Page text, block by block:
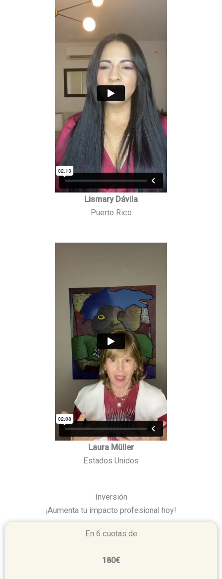
Lismary Dávila
Puerto Rico
Laura Müller
Estados Unidos
Inversión
¡Aumenta tu impacto profesional hoy!
En 6 cuotas de
180€